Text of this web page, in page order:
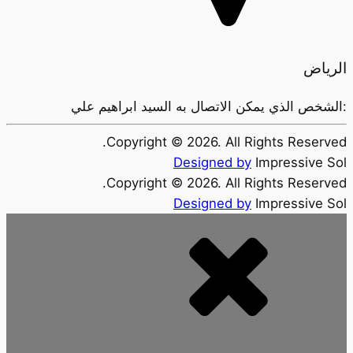
الرياض
:الشخص الذي يمكن الاتصال به السيد ابراهيم علي
Copyright © 2026. All Rights Reserved.
Designed by Impressive Sol
Copyright © 2026. All Rights Reserved.
Designed by Impressive Sol